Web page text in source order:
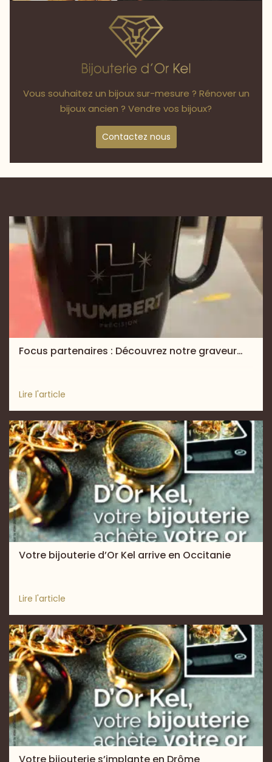
Vous souhaitez un bijoux sur-mesure ? Rénover un
bijoux ancien ? Vendre vos bijoux?
Contactez nous
Focus partenaires : Découvrez notre graveur…
Lire l'article
Votre bijouterie d’Or Kel arrive en Occitanie
Lire l'article